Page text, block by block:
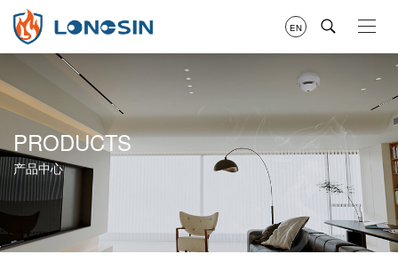
EN
PRODUCTS
产品中心